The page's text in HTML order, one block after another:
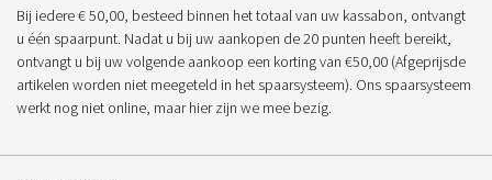
Bij iedere € 50,00, besteed binnen het totaal van uw kassabon, ontvangt
u één spaarpunt. Nadat u bij uw aankopen de 20 punten heeft bereikt,
ontvangt u bij uw volgende aankoop een korting van €50,00 (Afgeprijsde
artikelen worden niet meegeteld in het spaarsysteem). Ons spaarsysteem
werkt nog niet online, maar hier zijn we mee bezig.